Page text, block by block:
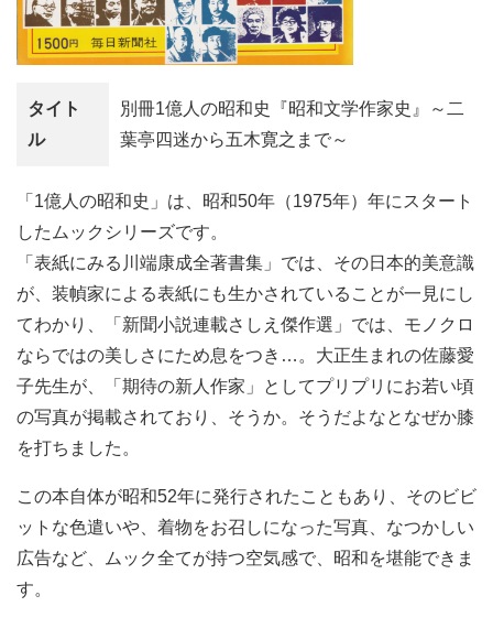
タイト
ル
別冊1億人の昭和史『昭和文学作家史』～二
葉亭四迷から五木寛之まで～
「1億人の昭和史」は、昭和50年（1975年）年にスタート
したムックシリーズです。
「表紙にみる川端康成全著書集」では、その日本的美意識
が、装幀家による表紙にも生かされていることが一見にし
てわかり、「新聞小説連載さしえ傑作選」では、モノクロ
ならではの美しさにため息をつき…。大正生まれの佐藤愛
子先生が、「期待の新人作家」としてプリプリにお若い頃
の写真が掲載されており、そうか。そうだよなとなぜか膝
を打ちました。
この本自体が昭和52年に発行されたこともあり、そのビビ
ットな色遣いや、着物をお召しになった写真、なつかしい
広告など、ムック全てが持つ空気感で、昭和を堪能できま
す。